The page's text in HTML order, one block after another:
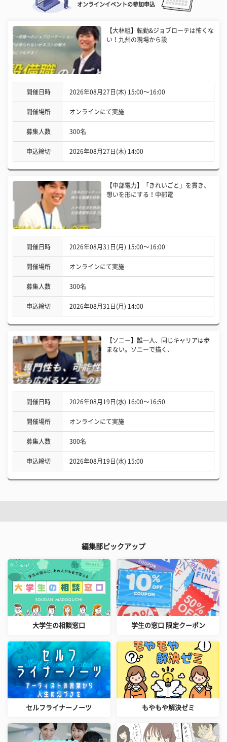
オンラインイベントの参加申込
【大林組】転勤&ジョブローテは怖くな
い！九州の現場から設
開催日時 2026年08月27日(木) 15:00〜16:00
開催場所 オンラインにて実施
募集人数 300名
申込締切 2026年08月27日(木) 14:00
【中部電力】「きれいごと」を貫き、
想いを形にする！中部電
開催日時 2026年08月31日(月) 15:00〜16:00
開催場所 オンラインにて実施
募集人数 300名
申込締切 2026年08月31日(月) 14:00
【ソニー】誰一人、同じキャリアは歩
まない。ソニーで描く、
開催日時 2026年08月19日(水) 16:00〜16:50
開催場所 オンラインにて実施
募集人数 300名
申込締切 2026年08月19日(水) 15:00
編集部ピックアップ
大学生の相談窓口 学生の窓口 限定クーポン
セルフライナーノーツ もやもや解決ゼミ